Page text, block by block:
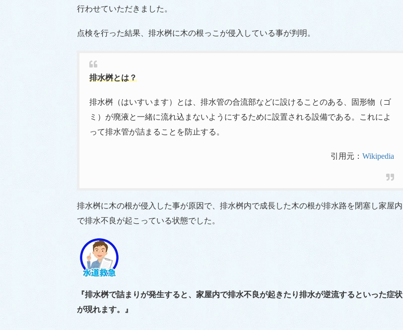
行わせていただきました。
点検を行った結果、排水桝に木の根っこが侵入している事が判明。
排水桝とは？
排水桝（はいすいます）とは、排水管の合流部などに設けることのある、固形物（ゴ
ミ）が廃液と一緒に流れ込まないようにするために設置される設備である。これによ
って排水管が詰まることを防止する。
引用元： Wikipedia
排水桝に木の根が侵入した事が原因で、排水桝内で成長した木の根が排水路を閉塞し家屋内
で排水不良が起こっている状態でした。
『排水桝で詰まりが発生すると、家屋内で排水不良が起きたり排水が逆流するといった症状
が現れます。』